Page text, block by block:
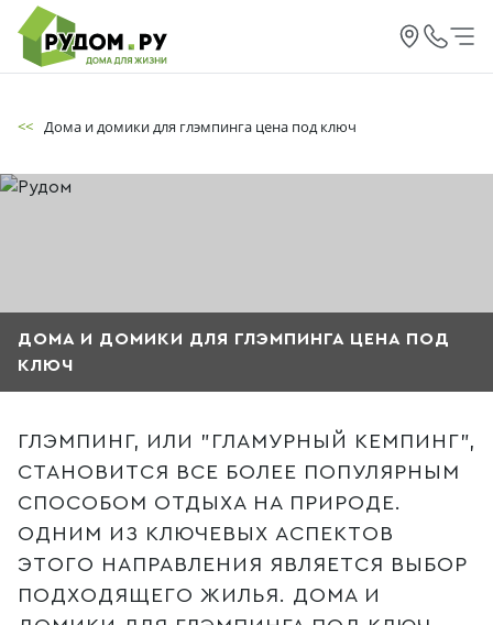
<< Дома и домики для глэмпинга цена под ключ
ДОМА И ДОМИКИ ДЛЯ ГЛЭМПИНГА ЦЕНА ПОД
КЛЮЧ
ГЛЭМПИНГ, ИЛИ "ГЛАМУРНЫЙ КЕМПИНГ",
СТАНОВИТСЯ ВСЕ БОЛЕЕ ПОПУЛЯРНЫМ
СПОСОБОМ ОТДЫХА НА ПРИРОДЕ.
ОДНИМ ИЗ КЛЮЧЕВЫХ АСПЕКТОВ
ЭТОГО НАПРАВЛЕНИЯ ЯВЛЯЕТСЯ ВЫБОР
ПОДХОДЯЩЕГО ЖИЛЬЯ. ДОМА И